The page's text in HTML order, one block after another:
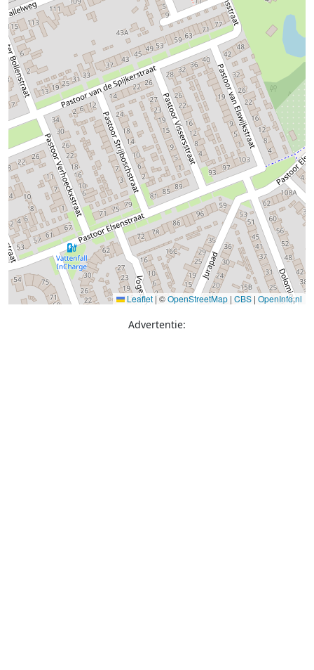
Leaflet | ©OpenStreetMap | CBS | OpenInfo.nl
Advertentie: